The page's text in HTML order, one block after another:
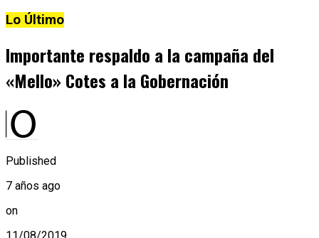
Lo Último
Importante respaldo a la campaña del
«Mello» Cotes a la Gobernación
Published
7 años ago
on